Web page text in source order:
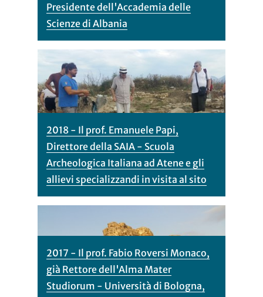
Presidente dell'Accademia delle
Scienze di Albania
2018 - Il prof. Emanuele Papi,
Direttore della SAIA - Scuola
Archeologica Italiana ad Atene e gli
allievi specializzandi in visita al sito
2017 - Il prof. Fabio Roversi Monaco,
già Rettore dell'Alma Mater
Studiorum - Università di Bologna,